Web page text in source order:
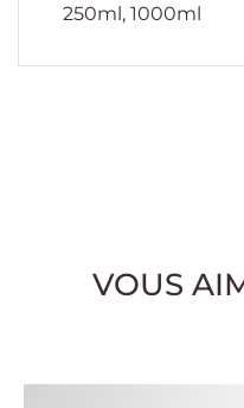
250ml, 1000ml
VOUS